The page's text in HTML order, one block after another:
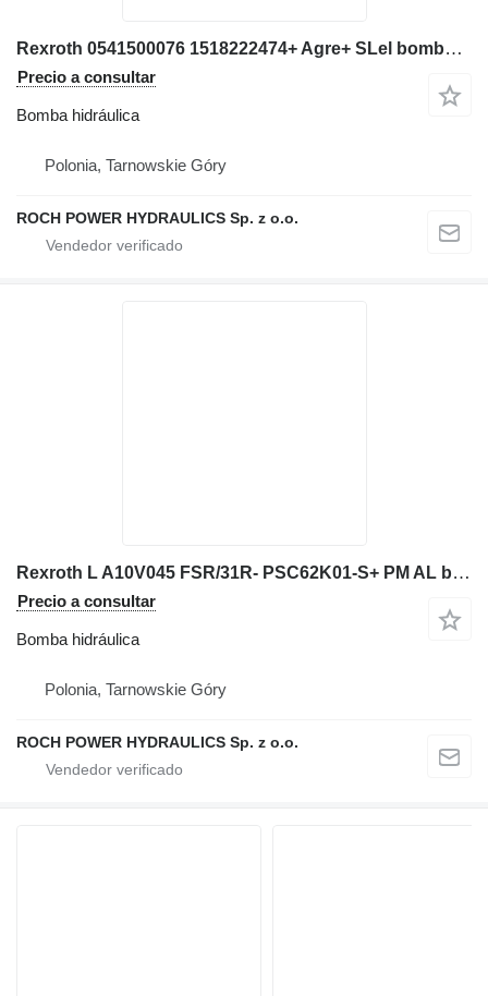
Rexroth 0541500076 1518222474+ Agre+ SLel bomba hidráulica para Liebherr 564 excavadora
Precio a consultar
Bomba hidráulica
Polonia, Tarnowskie Góry
ROCH POWER HYDRAULICS Sp. z o.o.
Rexroth L A10V045 FSR/31R- PSC62K01-S+ PM AL bomba hidráulica para excavadora
Precio a consultar
Bomba hidráulica
Polonia, Tarnowskie Góry
ROCH POWER HYDRAULICS Sp. z o.o.